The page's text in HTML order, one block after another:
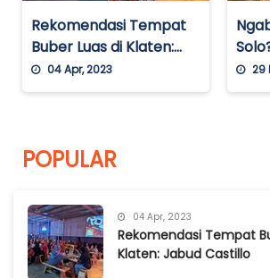
Rekomendasi Tempat
Buber Luas di Klaten:
Jabud Castillo
04 Apr, 2023 29
POPULAR
04 Apr, 2023
Rekomendasi Tempat
Klaten: Jabud Castillo